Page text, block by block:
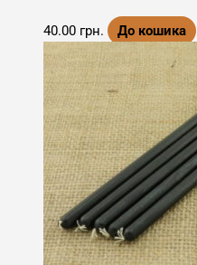
40.00 грн. До кошика